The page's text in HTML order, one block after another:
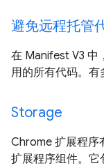
避免远程托管
在 Manifest V3 中
用的所有代码。有
Storage
Chrome 扩展程序
扩展程序组件。它